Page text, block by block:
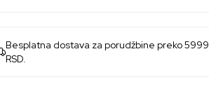
Besplatna dostava za porudžbine preko 5999
RSD.